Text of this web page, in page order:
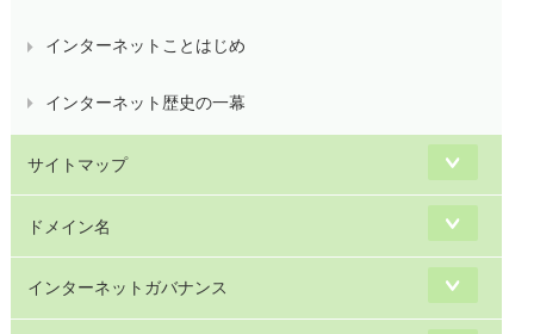
インターネットことはじめ
インターネット歴史の一幕
サイトマップ
ドメイン名
インターネットガバナンス